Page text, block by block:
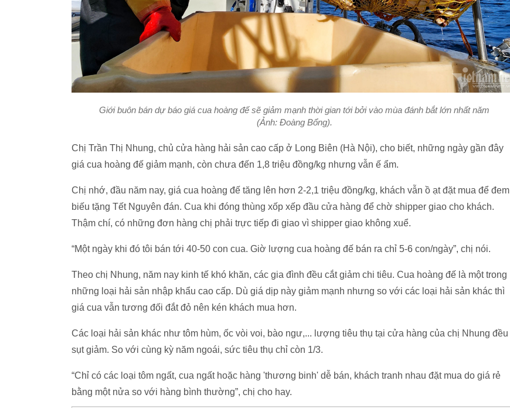
Giới buôn bán dự báo giá cua hoàng đế sẽ giảm mạnh thời gian tới bởi vào mùa đánh bắt lớn nhất năm
(Ảnh: Đoàng Bổng).
Chị Trần Thị Nhung, chủ cửa hàng hải sản cao cấp ở Long Biên (Hà Nội), cho biết, những ngày gần đây
giá cua hoàng đế giảm mạnh, còn chưa đến 1,8 triệu đồng/kg nhưng vẫn ế ẩm.
Chị nhớ, đầu năm nay, giá cua hoàng đế tăng lên hơn 2-2,1 triệu đồng/kg, khách vẫn ồ ạt đặt mua để đem
biếu tặng Tết Nguyên đán. Cua khi đóng thùng xốp xếp đầu cửa hàng để chờ shipper giao cho khách.
Thậm chí, có những đơn hàng chị phải trực tiếp đi giao vì shipper giao không xuể.
“Một ngày khi đó tôi bán tới 40-50 con cua. Giờ lượng cua hoàng đế bán ra chỉ 5-6 con/ngày”, chị nói.
Theo chị Nhung, năm nay kinh tế khó khăn, các gia đình đều cắt giảm chi tiêu. Cua hoàng đế là một trong
những loại hải sản nhập khẩu cao cấp. Dù giá dịp này giảm mạnh nhưng so với các loại hải sản khác thì
giá cua vẫn tương đối đắt đỏ nên kén khách mua hơn.
Các loại hải sản khác như tôm hùm, ốc vòi voi, bào ngư,... lượng tiêu thụ tại cửa hàng của chị Nhung đều
sụt giảm. So với cùng kỳ năm ngoái, sức tiêu thụ chỉ còn 1/3.
“Chỉ có các loại tôm ngất, cua ngất hoặc hàng 'thương binh' dễ bán, khách tranh nhau đặt mua do giá rẻ
bằng một nửa so với hàng bình thường”, chị cho hay.